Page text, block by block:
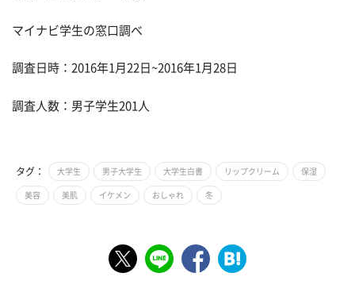
マイナビ学生の窓口調べ
調査日時：2016年1月22日~2016年1月28日
調査人数：男子学生201人
タグ： 大学生 男子大学生 大学生白書 リップクリーム 保湿
美容 美肌 イケメン おしゃれ 冬